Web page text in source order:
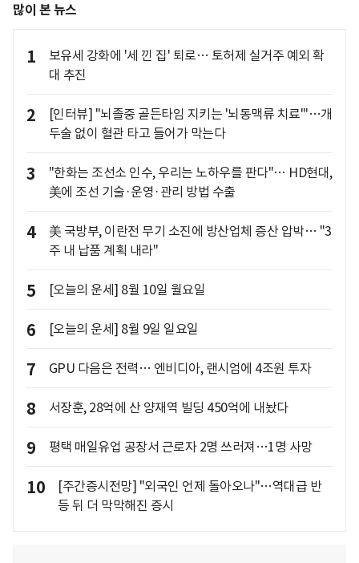
많이 본 뉴스
1
보유세 강화에 '세 낀 집' 퇴로… 토허제 실거주 예외 확
대 추진
2
[인터뷰] "뇌졸중 골든타임 지키는 '뇌동맥류 치료'"…개
두술 없이 혈관 타고 들어가 막는다
3
"한화는 조선소 인수, 우리는 노하우를 판다"… HD현대,
美에 조선 기술·운영·관리 방법 수출
4
美 국방부, 이란전 무기 소진에 방산업체 증산 압박… "3
주 내 납품 계획 내라"
5 [오늘의 운세] 8월 10일 월요일
6 [오늘의 운세] 8월 9일 일요일
7 GPU 다음은 전력… 엔비디아, 랜시엄에 4조원 투자
8 서장훈, 28억에 산 양재역 빌딩 450억에 내놨다
9 평택 매일유업 공장서 근로자 2명 쓰러져…1명 사망
10
[주간증시전망] "외국인 언제 돌아오나"…역대급 반
등 뒤 더 막막해진 증시